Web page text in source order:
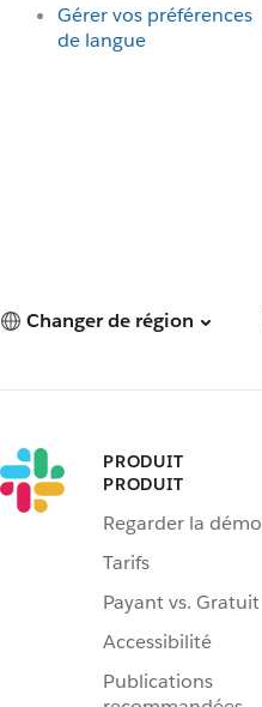
Gérer vos préférences
de langue
Changer de région
PRODUIT
PRODUIT
Regarder la démo
Tarifs
Payant vs. Gratuit
Accessibilité
Publications